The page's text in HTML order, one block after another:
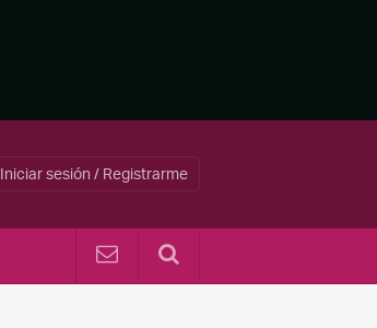
Iniciar sesión / Registrarme